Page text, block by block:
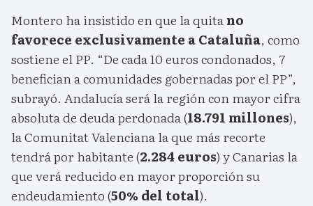
Montero ha insistido en que la quitano
favorece exclusivamente a Cataluña, como
sostiene el PP. “De cada 10 euros condonados, 7
benefician a comunidades gobernadas por el PP”,
subrayó. Andalucía será la región con mayor cifra
absoluta de deuda perdonada (18.791 millones),
la Comunitat Valenciana la que más recorte
tendrá por habitante (2.284 euros) y Canarias la
que verá reducido en mayor proporción su
endeudamiento (50% del total).